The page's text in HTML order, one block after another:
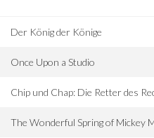
Der König der Könige
Once Upon a Studio
Chip und Chap: Die Retter des
The Wonderful Spring of Mickey